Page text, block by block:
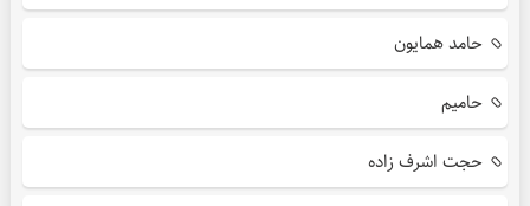
حامد همایون
حامیم
حجت اشرف زاده